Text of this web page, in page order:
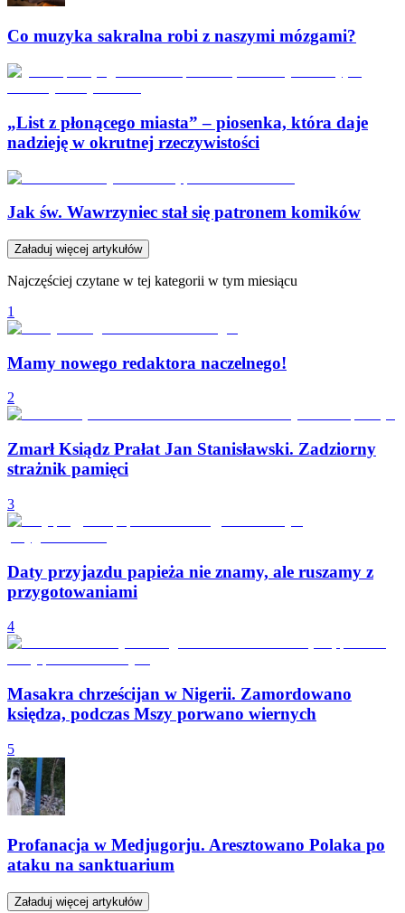
Co muzyka sakralna robi z naszymi mózgami?
„List z płonącego miasta” – piosenka, która daje
nadzieję w okrutnej rzeczywistości
Jak św. Wawrzyniec stał się patronem komików
Załaduj więcej artykułów
Najczęściej czytane w tej kategorii w tym miesiącu
1
Mamy nowego redaktora naczelnego!
2
Zmarł Ksiądz Prałat Jan Stanisławski. Zadziorny
strażnik pamięci
3
Daty przyjazdu papieża nie znamy, ale ruszamy z
przygotowaniami
4
Masakra chrześcijan w Nigerii. Zamordowano
księdza, podczas Mszy porwano wiernych
5
Profanacja w Medjugorju. Aresztowano Polaka po
ataku na sanktuarium
Załaduj więcej artykułów